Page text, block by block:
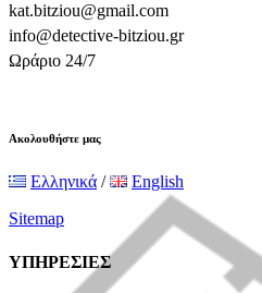
kat.bitziou@gmail.com
info@detective-bitziou.gr
Ωράριο 24/7
Ακολουθήστε μας
Ελληνικά /
English
Sitemap
ΥΠΗΡΕΣΙΕΣ